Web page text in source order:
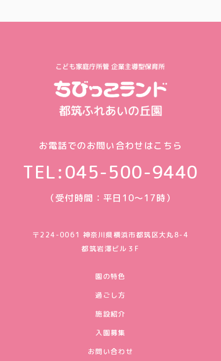
お電話でのお問い合わせはこちら
TEL:045-500-9440
（受付時間：平日10〜17時）
〒224-0061 神奈川県横浜市都筑区大丸8-4
都筑岩澤ビル３F
園の特色
過ごし方
施設紹介
入園募集
お問い合わせ